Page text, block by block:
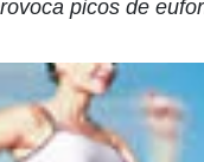
picos de